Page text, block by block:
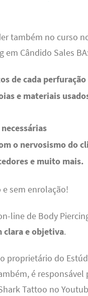
também no curso
em Cândido Sales BA:
de cada perfuração
e materiais
o nervosismo do
e muito mais.
sem enrolação!
line de Body
clara e objetiva.
proprietário do
é responsável
Tattoo no